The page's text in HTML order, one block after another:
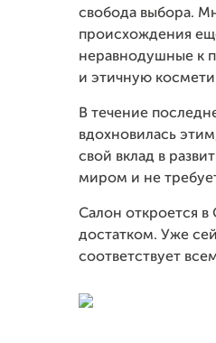
свобода выбора.
происхождения
неравнодушные к
и этичную
В течение
вдохновилась
свой вклад в
миром и не
Салон откроется
достатком. Уже
соответствует